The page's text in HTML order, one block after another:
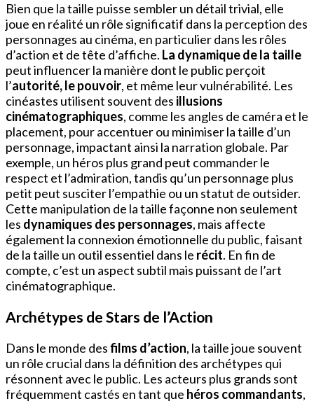
Bien que la taille puisse sembler un détail trivial, elle
joue en réalité un rôle significatif dans la perception des
personnages au cinéma, en particulier dans les rôles
d’action et de tête d’affiche. La dynamique de la taille
peut influencer la manière dont le public perçoit
l’autorité, le pouvoir, et même leur vulnérabilité. Les
cinéastes utilisent souvent des illusions
cinématographiques, comme les angles de caméra et le
placement, pour accentuer ou minimiser la taille d’un
personnage, impactant ainsi la narration globale. Par
exemple, un héros plus grand peut commander le
respect et l’admiration, tandis qu’un personnage plus
petit peut susciter l’empathie ou un statut de outsider.
Cette manipulation de la taille façonne non seulement
les dynamiques des personnages, mais affecte
également la connexion émotionnelle du public, faisant
de la taille un outil essentiel dans le récit. En fin de
compte, c’est un aspect subtil mais puissant de l’art
cinématographique.
Archétypes de Stars de l’Action
Dans le monde desfilms d’action, la taille joue souvent
un rôle crucial dans la définition des archétypes qui
résonnent avec le public. Les acteurs plus grands sont
fréquemment castés en tant que héros commandants,